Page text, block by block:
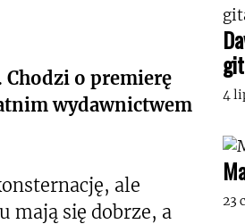
o premierę
wydawnictwem
ale
mają się dobrze, a
4
23